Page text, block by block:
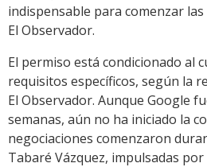
indispensable para comenzar
El Observador.
El permiso está condicionado al
requisitos específicos, según la
El Observador. Aunque Google
semanas, aún no ha iniciado la
negociaciones comenzaron
Tabaré Vázquez, impulsadas